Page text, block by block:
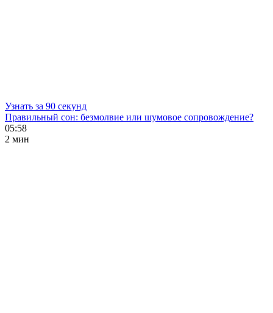
Узнать за 90 секунд
Правильный сон: безмолвие или шумовое сопровождение?
05:58
2 мин